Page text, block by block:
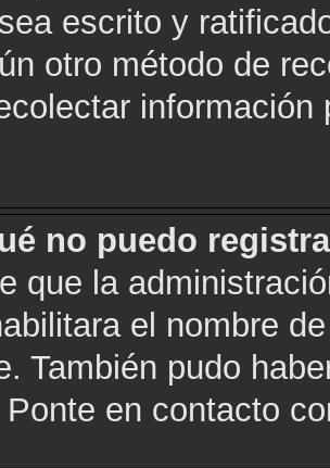
escrito y
otro método de
no puedo
que la
el nombre
También pudo
en contacto